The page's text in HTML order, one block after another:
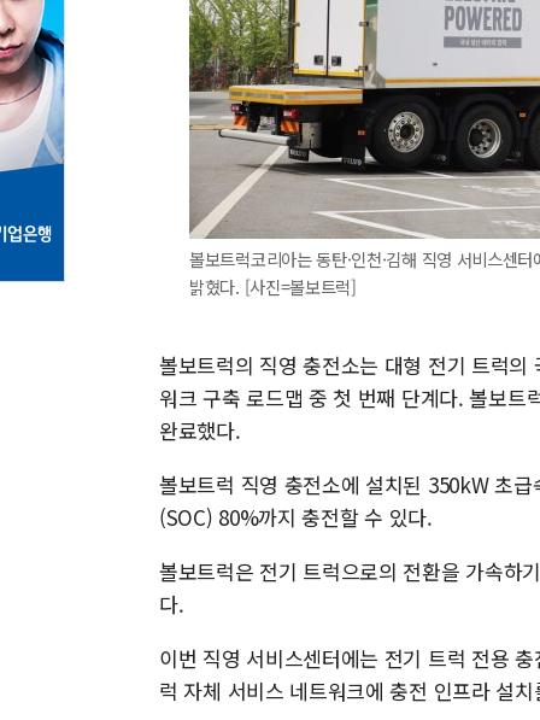
볼보트럭코리아는 동탄·인천·김해 직영 서비스센
밝혔다. [사진=볼보트럭]
볼보트럭의 직영 충전소는 대형 전기 트럭
워크 구축 로드맵 중 첫 번째 단계다. 볼보
완료했다.
볼보트럭 직영 충전소에 설치된 350kW 초
(SOC) 80%까지 충전할 수 있다.
볼보트럭은 전기 트럭으로의 전환을 가속하
다.
이번 직영 서비스센터에는 전기 트럭 전용
럭 자체 서비스 네트워크에 충전 인프라 설